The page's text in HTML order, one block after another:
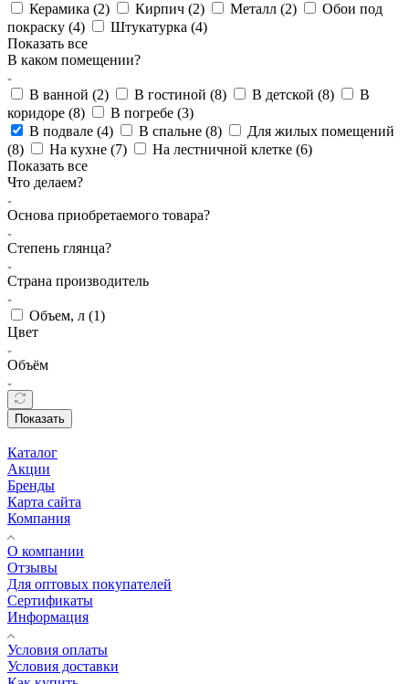
Керамика (2) Кирпич (2) Металл (2)
Обои под
покраску (4) Штукатурка (4)
Показать все
В каком помещении?
В ванной (2) В гостиной (8) В детской (8)
В
коридоре (8) В погребе (3)
В подвале (4) В спальне (8)
Для жилых помещений
(8) На кухне (7) На лестничной клетке (6)
Показать все
Что делаем?
Основа приобретаемого товара?
Степень глянца?
Страна производитель
Объем, л (1)
Цвет
Объём
Показать
Каталог
Акции
Бренды
Карта сайта
Компания
О компании
Отзывы
Для оптовых покупателей
Сертификаты
Информация
Условия оплаты
Условия доставки